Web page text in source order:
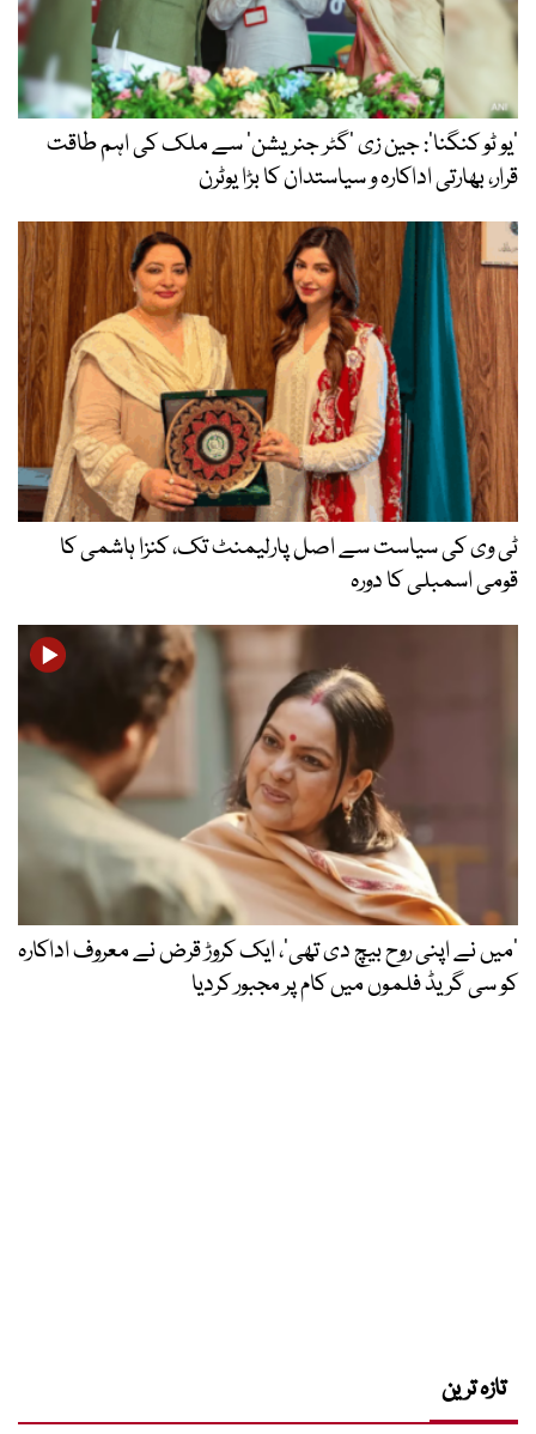
’یو ٹو کنگنا‘: جین زی ’گٹر جنریشن‘ سے ملک کی اہم طاقت
قرار، بھارتی اداکارہ و سیاستدان کا بڑا یوٹرن
ٹی وی کی سیاست سے اصل پارلیمنٹ تک، کنزا ہاشمی کا
قومی اسمبلی کا دورہ
’میں نے اپنی روح بیچ دی تھی‘، ایک کروڑ قرض نے معروف اداکارہ
کو سی گریڈ فلموں میں کام پر مجبور کردیا
تازہ ترین